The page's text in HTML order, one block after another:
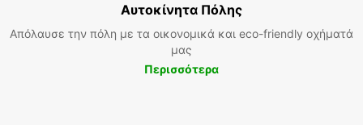
Αυτοκίνητα Πόλης
Απόλαυσε την πόλη με τα οικονομικά και eco-friendly οχήματά
μας
Περισσότερα